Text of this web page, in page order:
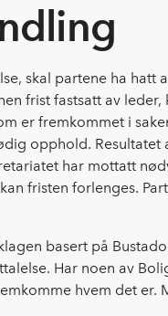
skal partene ha hatt
frist fastsatt av
er fremkommet i
opphold.
har mottatt
fristen forlenges.
basert på
Har noen av
hvem det er.